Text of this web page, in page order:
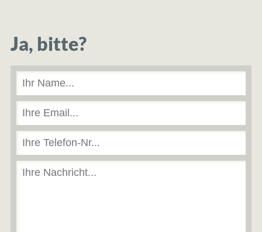
Ja, bitte?